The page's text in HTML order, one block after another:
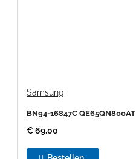
Samsung
BN94-16847C QE65QN800AT
€ 69,00